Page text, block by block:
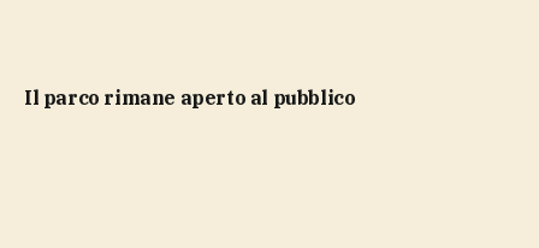
Il parco rimane aperto al pubblico